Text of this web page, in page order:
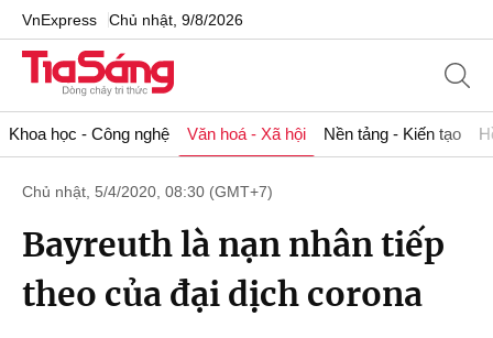
VnExpress Chủ nhật, 9/8/2026
Khoa học - Công nghệ Văn hoá - Xã hội Nền tảng - Kiến tạo
Chủ nhật, 5/4/2020, 08:30 (GMT+7)
Bayreuth là nạn nhân tiếp
theo của đại dịch corona